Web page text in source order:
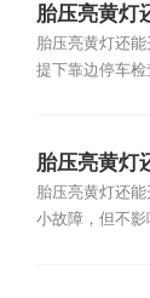
胎压亮黄灯
胎压亮黄灯还
提下靠边停车
胎压亮黄灯
胎压亮黄灯还
小故障，但不